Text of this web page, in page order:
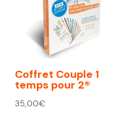
Coffret Couple 1
temps pour 2®
35,00€